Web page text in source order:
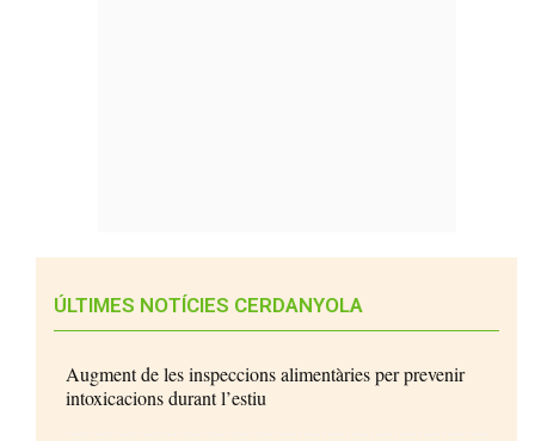
ÚLTIMES NOTÍCIES CERDANYOLA
Augment de les inspeccions alimentàries per prevenir
intoxicacions durant l’estiu